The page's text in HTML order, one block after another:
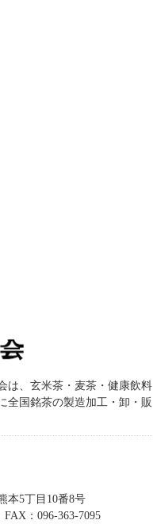
は、玄米茶・麦茶・健康飲料
全国銘茶の製造加工・卸・販
本5丁目10番8号
FAX：096-363-7095